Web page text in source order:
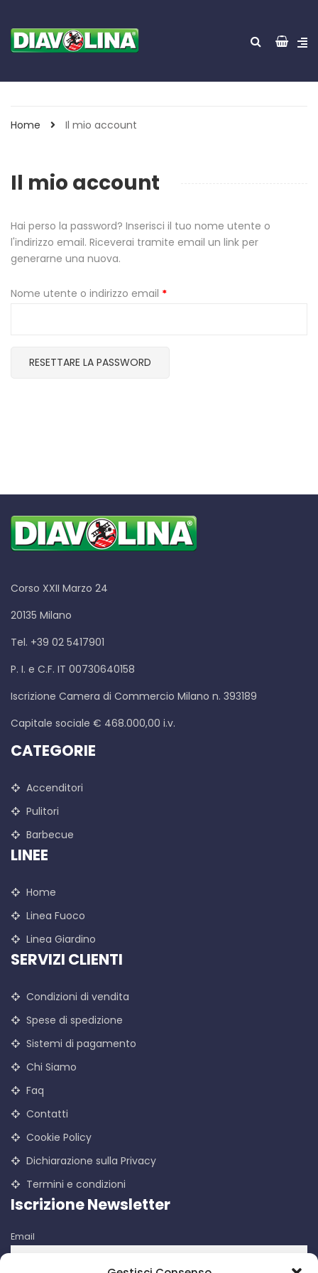
Home Il mio account
Il mio account
Hai perso la password? Inserisci il tuo nome utente o
l'indirizzo email. Riceverai tramite email un link per
generarne una nuova.
Nome utente o indirizzo email *Richiesto
RESETTARE LA PASSWORD
Corso XXII Marzo 24
20135 Milano
Tel. +39 02 5417901
P. I. e C.F. IT 00730640158
Iscrizione Camera di Commercio Milano n. 393189
Capitale sociale € 468.000,00 i.v.
CATEGORIE
Accenditori
Pulitori
Barbecue
LINEE
Home
Linea Fuoco
Linea Giardino
SERVIZI CLIENTI
Condizioni di vendita
Spese di spedizione
Sistemi di pagamento
Chi Siamo
Faq
Contatti
Cookie Policy
Dichiarazione sulla Privacy
Termini e condizioni
Iscrizione Newsletter
Email